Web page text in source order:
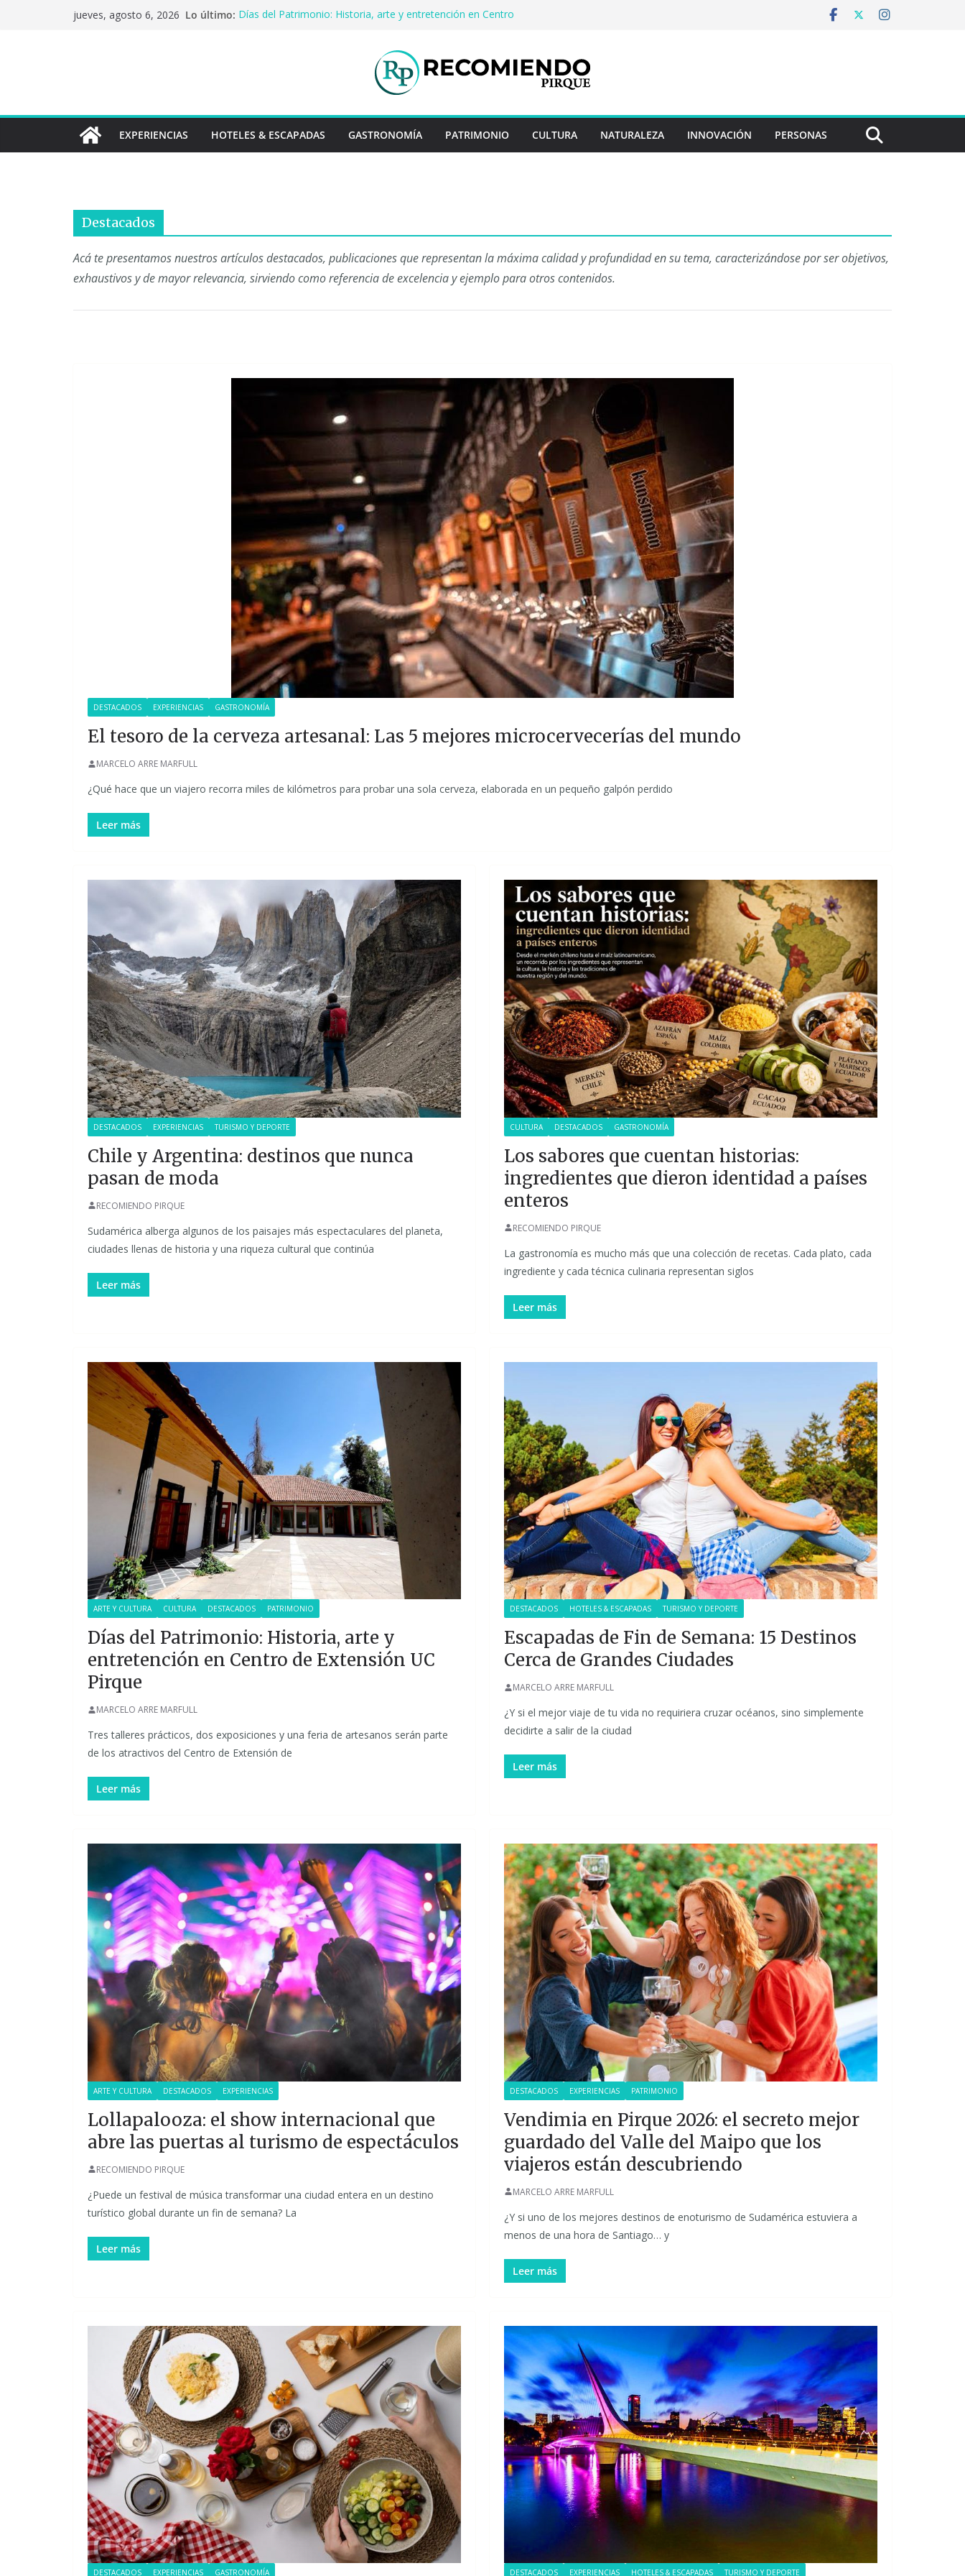
jueves, agosto 6, 2026 Lo último: Días del Patrimonio: Historia, arte y entretención en Centro
Primer crédito en Rayo Credit y diferencias frente a
Los sabores que cuentan historias: ingredientes que dieron
identidad a países enteros
EXPERIENCIAS HOTELES & ESCAPADAS GASTRONOMÍA PATRIMONIO CULTURA NATURALEZA INNOVACIÓN PERSONAS
Destacados
Acá te presentamos nuestros artículos destacados, publicaciones que representan la máxima calidad y profundidad en su tema, caracterizándose por ser objetivos,
exhaustivos y de mayor relevancia, sirviendo como referencia de excelencia y ejemplo para otros contenidos.
DESTACADOS EXPERIENCIAS GASTRONOMÍA
El tesoro de la cerveza artesanal: Las 5 mejores microcervecerías del mundo
MARCELO ARRE MARFULL
¿Qué hace que un viajero recorra miles de kilómetros para probar una sola cerveza, elaborada en un pequeño galpón perdido
Leer más
DESTACADOS EXPERIENCIAS TURISMO Y DEPORTE
Chile y Argentina: destinos que nunca
pasan de moda
RECOMIENDO PIRQUE
Sudamérica alberga algunos de los paisajes más espectaculares del planeta,
ciudades llenas de historia y una riqueza cultural que continúa
Leer más
CULTURA DESTACADOS GASTRONOMÍA
Los sabores que cuentan historias:
ingredientes que dieron identidad a países
enteros
RECOMIENDO PIRQUE
La gastronomía es mucho más que una colección de recetas. Cada plato, cada
ingrediente y cada técnica culinaria representan siglos
Leer más
ARTE Y CULTURA CULTURA DESTACADOS PATRIMONIO
Días del Patrimonio: Historia, arte y
entretención en Centro de Extensión UC
Pirque
MARCELO ARRE MARFULL
Tres talleres prácticos, dos exposiciones y una feria de artesanos serán parte
de los atractivos del Centro de Extensión de
Leer más
DESTACADOS HOTELES & ESCAPADAS TURISMO Y DEPORTE
Escapadas de Fin de Semana: 15 Destinos
Cerca de Grandes Ciudades
MARCELO ARRE MARFULL
¿Y si el mejor viaje de tu vida no requiriera cruzar océanos, sino simplemente
decidirte a salir de la ciudad
Leer más
ARTE Y CULTURA DESTACADOS EXPERIENCIAS
Lollapalooza: el show internacional que
abre las puertas al turismo de espectáculos
RECOMIENDO PIRQUE
¿Puede un festival de música transformar una ciudad entera en un destino
turístico global durante un fin de semana? La
Leer más
DESTACADOS EXPERIENCIAS PATRIMONIO
Vendimia en Pirque 2026: el secreto mejor
guardado del Valle del Maipo que los
viajeros están descubriendo
MARCELO ARRE MARFULL
¿Y si uno de los mejores destinos de enoturismo de Sudamérica estuviera a
menos de una hora de Santiago… y
Leer más
DESTACADOS EXPERIENCIAS GASTRONOMÍA DESTACADOS EXPERIENCIAS HOTELES & ESCAPADAS TURISMO Y DEPORTE